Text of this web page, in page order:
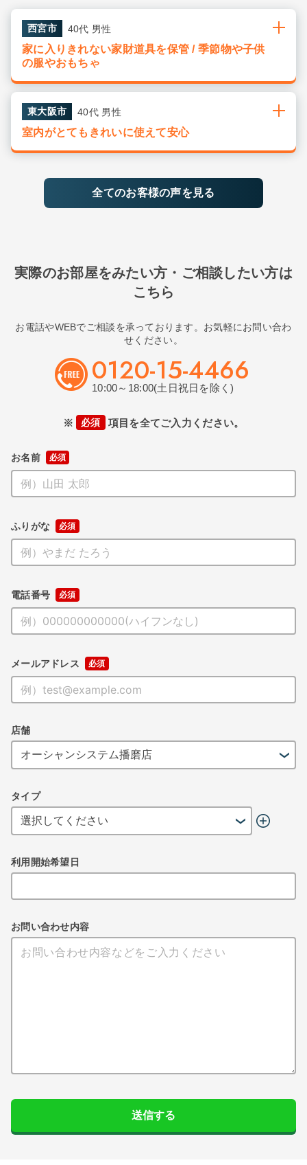
西宮市 40代 男性
家に入りきれない家財道具を保管 / 季節物や子供
の服やおもちゃ
東大阪市 40代 男性
室内がとてもきれいに使えて安心
全てのお客様の声を見る
実際のお部屋をみたい方・ご相談したい方は
こちら
お電話やWEBでご相談を承っております。お気軽にお問い合わ
せください。
0120-15-4466
10:00～18:00(土日祝日を除く)
※ 必須 項目を全てご入力ください。
お名前
ふりがな
電話番号
メールアドレス
店舗
タイプ
利用開始希望日
お問い合わせ内容
送信する